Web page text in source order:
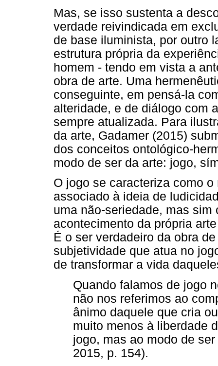
Mas, se isso sustenta a
verdade reivindicada em
de base iluminista, por outro
estrutura própria da
homem - tendo em vista a
obra de arte. Uma
conseguinte, em pensá-la
alteridade, e de diálogo com
sempre atualizada. Para
da arte, Gadamer (2015)
dos conceitos ontológico-
modo de ser da arte: jogo,
O jogo se caracteriza como
associado à ideia de
uma não-seriedade, mas
acontecimento da própria
É o ser verdadeiro da obra
subjetividade que atua no
de transformar a vida
Quando falamos de jogo
não nos referimos ao
ânimo daquele que cria
muito menos à liberdade
jogo, mas ao modo de
2015, p. 154).